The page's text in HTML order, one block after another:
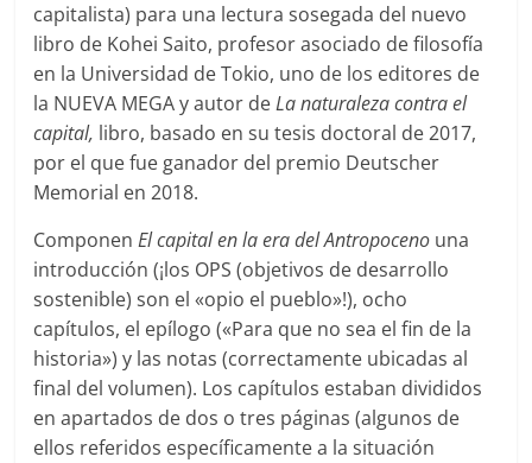
capitalista) para una lectura sosegada del nuevo
libro de Kohei Saito, profesor asociado de filosofía
en la Universidad de Tokio, uno de los editores de
la NUEVA MEGA y autor deLa naturaleza contra el
capital, libro, basado en su tesis doctoral de 2017,
por el que fue ganador del premio Deutscher
Memorial en 2018.
ComponenEl capital en la era del Antropoceno una
introducción (¡los OPS (objetivos de desarrollo
sostenible) son el «opio el pueblo»!), ocho
capítulos, el epílogo («Para que no sea el fin de la
historia») y las notas (correctamente ubicadas al
final del volumen). Los capítulos estaban divididos
en apartados de dos o tres páginas (algunos de
ellos referidos específicamente a la situación